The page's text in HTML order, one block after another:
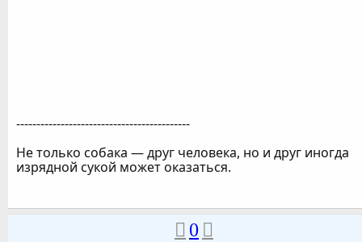
-------------------------------------------
Не только собака — друг человека, но и друг иногда
изрядной сукой может оказаться.
0